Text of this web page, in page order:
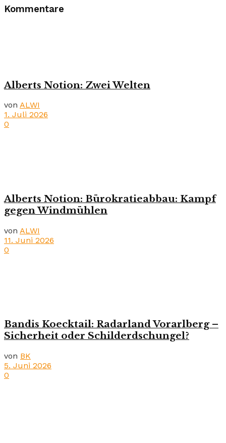
Kommentare
Alberts Notion: Zwei Welten
von ALWI
1. Juli 2026
0
Alberts Notion: Bürokratieabbau: Kampf
gegen Windmühlen
von ALWI
11. Juni 2026
0
Bandis Koecktail: Radarland Vorarlberg –
Sicherheit oder Schilderdschungel?
von BK
5. Juni 2026
0